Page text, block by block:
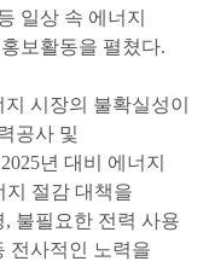
일상 속 에너지
보활동을 펼쳤다.
시장의 불확실성이
공사 및
년 대비 에너지
지 절감 대책을
불필요한 전력 사용
전사적인 노력을